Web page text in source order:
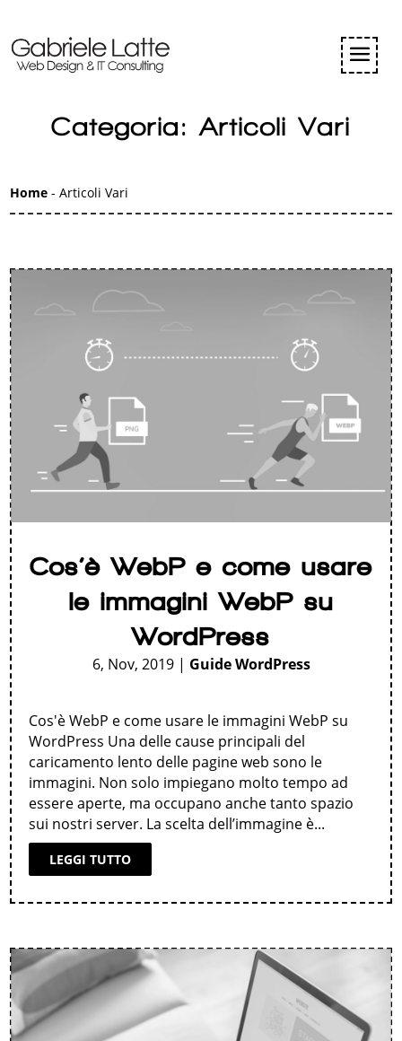
Categoria: Articoli Vari
Home -Articoli Vari
Cos’è WebP e come usare
le immagini WebP su
WordPress
6, Nov, 2019| Guide WordPress
Cos'è WebP e come usare le immagini WebP su
WordPress Una delle cause principali del
caricamento lento delle pagine web sono le
immagini. Non solo impiegano molto tempo ad
essere aperte, ma occupano anche tanto spazio
sui nostri server. La scelta dell’immagine è...
LEGGI TUTTO